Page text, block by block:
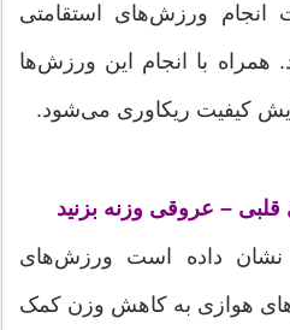
انجام ورزش‌های استقامتی
با انجام این ورزش‌ها
کیفیت ریکاوری می‌شود.
نشان داده است ورزش‌های
هوازی به کاهش وزن کمک